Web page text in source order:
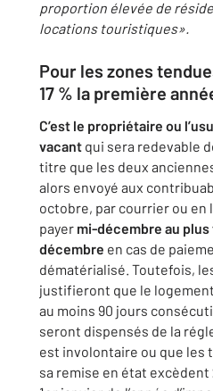
proportion élevée de
locations touristiques».
Pour les zones
17 % la première
C’est le propriétaire ou
vacant qui sera redevable
titre que les deux
alors envoyé aux
octobre, par courrier ou en
payer mi-décembre au
décembre en cas de
dématérialisé. Toutefois,
justifieront que le
au moins 90 jours
seront dispensés de la
est involontaire ou que les
sa remise en état excèdent